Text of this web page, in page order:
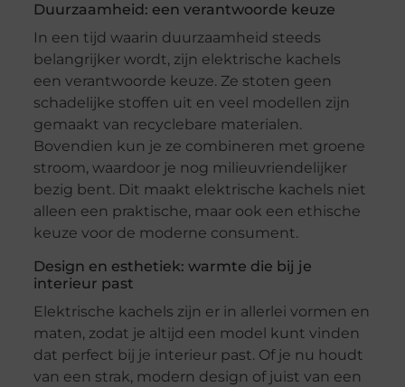
Duurzaamheid: een verantwoorde keuze
In een tijd waarin duurzaamheid steeds
belangrijker wordt, zijn elektrische kachels
een verantwoorde keuze. Ze stoten geen
schadelijke stoffen uit en veel modellen zijn
gemaakt van recyclebare materialen.
Bovendien kun je ze combineren met groene
stroom, waardoor je nog milieuvriendelijker
bezig bent. Dit maakt elektrische kachels niet
alleen een praktische, maar ook een ethische
keuze voor de moderne consument.
Design en esthetiek: warmte die bij je
interieur past
Elektrische kachels zijn er in allerlei vormen en
maten, zodat je altijd een model kunt vinden
dat perfect bij je interieur past. Of je nu houdt
van een strak, modern design of juist van een